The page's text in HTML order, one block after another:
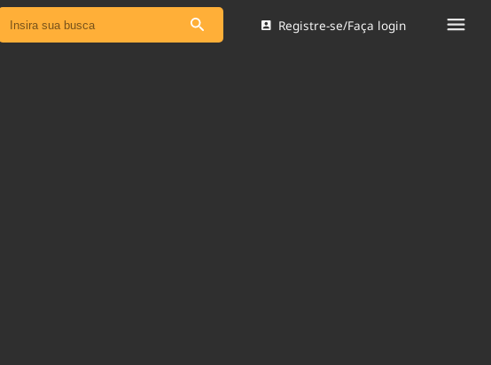
Ver todas as notícias
Registre-se/Faça login